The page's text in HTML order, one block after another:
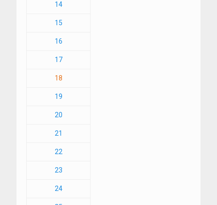
14
15
16
17
18
19
20
21
22
23
24